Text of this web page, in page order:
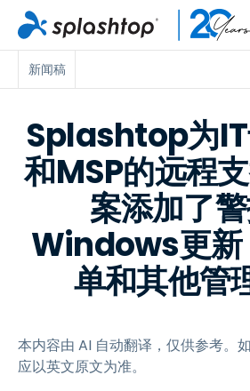
新闻稿
Splashtop为
和MSP的远程
案添加了警
Windows更新
单和其他管
本内容由 AI 自动翻译，仅供参考。
应以英文原文为准。